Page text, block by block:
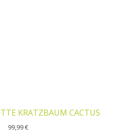
KRATZBAUM CACTUS
99,99€